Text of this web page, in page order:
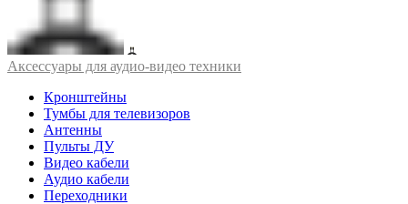
Аксессуары для аудио-видео техники
Кронштейны
Тумбы для телевизоров
Антенны
Пульты ДУ
Видео кабели
Аудио кабели
Переходники